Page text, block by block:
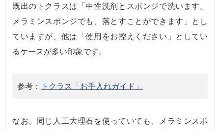
既出のトクラスは「中性洗剤とスポンジで洗います。
メラミンスポンジでも、落とすことができます」とし
ていますが、他は「使用をお控えください」としてい
るケースが多い印象です。
参考： トクラス「お手入れガイド」
なお、同じ人工大理石を使っていても、メラミンスポ